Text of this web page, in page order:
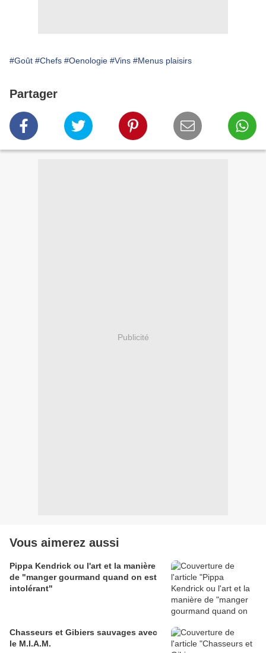
#Goût #Chefs #Oenologie #Vins #Menus plaisirs
Partager
Publicité
Vous aimerez aussi
Pippa Kendrick ou l'art et la manière
de "manger gourmand quand on est
intolérant"
Chasseurs et Gibiers sauvages avec
le M.I.A.M.